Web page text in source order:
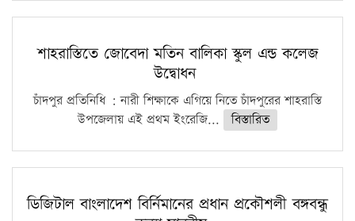
শাহরাস্তিতে জোবেদা মতিন বালিকা স্কুল এন্ড কলেজ
উদ্বোধন
চাঁদপুর প্রতিনিধি : নারী শিক্ষাকে এগিয়ে নিতে চাঁদপুরের শাহরাস্তি
উপজেলায় এই প্রথম ইংরেজি...
বিস্তারিত
ডিজিটাল বাংলাদেশ বির্নিমানের প্রধান প্রকৌশলী বঙ্গবন্ধু